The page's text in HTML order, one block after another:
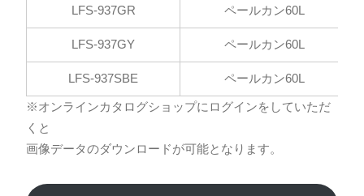
LFS-937GR ペールカン60L
LFS-937GY ペールカン60L
LFS-937SBE ペールカン60L
※オンラインカタログショップにログインをしていただ
くと
画像データのダウンロードが可能となります。